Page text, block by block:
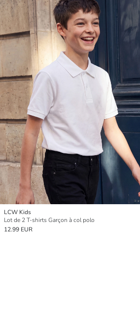
LCW Kids
Lot de 2 T-shirts Garçon à col polo
12.99 EUR